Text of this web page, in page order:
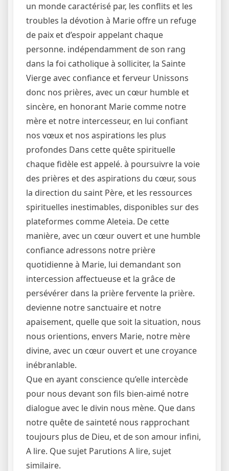
un monde caractérisé par, les conflits et les
troubles la dévotion à Marie offre un refuge
de paix et d’espoir appelant chaque
personne. indépendamment de son rang
dans la foi catholique à solliciter, la Sainte
Vierge avec confiance et ferveur Unissons
donc nos prières, avec un cœur humble et
sincère, en honorant Marie comme notre
mère et notre intercesseur, en lui confiant
nos vœux et nos aspirations les plus
profondes Dans cette quête spirituelle
chaque fidèle est appelé. à poursuivre la voie
des prières et des aspirations du cœur, sous
la direction du saint Père, et les ressources
spirituelles inestimables, disponibles sur des
plateformes comme Aleteia. De cette
manière, avec un cœur ouvert et une humble
confiance adressons notre prière
quotidienne à Marie, lui demandant son
intercession affectueuse et la grâce de
persévérer dans la prière fervente la prière.
devienne notre sanctuaire et notre
apaisement, quelle que soit la situation, nous
nous orientions, envers Marie, notre mère
divine, avec un cœur ouvert et une croyance
inébranlable.
Que en ayant conscience qu’elle intercède
pour nous devant son fils bien-aimé notre
dialogue avec le divin nous mène. Que dans
notre quête de sainteté nous rapprochant
toujours plus de Dieu, et de son amour infini,
A lire. Que sujet Parutions A lire, sujet
similaire.